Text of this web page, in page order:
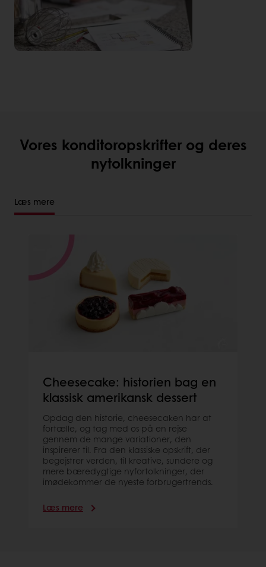
Vores konditoropskrifter og deres
nytolkninger
Læs mere
Cheesecake: historien bag en
klassisk amerikansk dessert
Opdag den historie, cheesecaken har at
fortælle, og tag med os på en rejse
gennem de mange variationer, den
inspirerer til. Fra den klassiske opskrift, der
begejstrer verden, til kreative, sundere og
mere bæredygtige nyfortolkninger, der
imødekommer de nyeste forbrugertrends.
Læs mere